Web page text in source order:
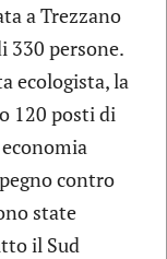
a Trezzano
330 persone.
ecologista, la
120 posti di
contro
state
il Sud